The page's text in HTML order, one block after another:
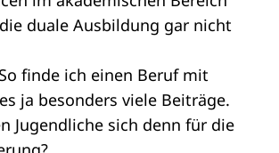
duale Ausbildung gar nicht
finde ich einen Beruf mit
ja besonders viele Beiträge.
Jugendliche sich denn für die